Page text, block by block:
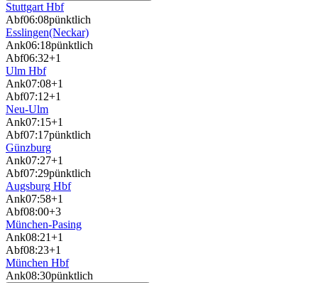
Stuttgart Hbf
Abf06:08pünktlich
Esslingen(Neckar)
Ank06:18pünktlich
Abf06:32+1
Ulm Hbf
Ank07:08+1
Abf07:12+1
Neu-Ulm
Ank07:15+1
Abf07:17pünktlich
Günzburg
Ank07:27+1
Abf07:29pünktlich
Augsburg Hbf
Ank07:58+1
Abf08:00+3
München-Pasing
Ank08:21+1
Abf08:23+1
München Hbf
Ank08:30pünktlich